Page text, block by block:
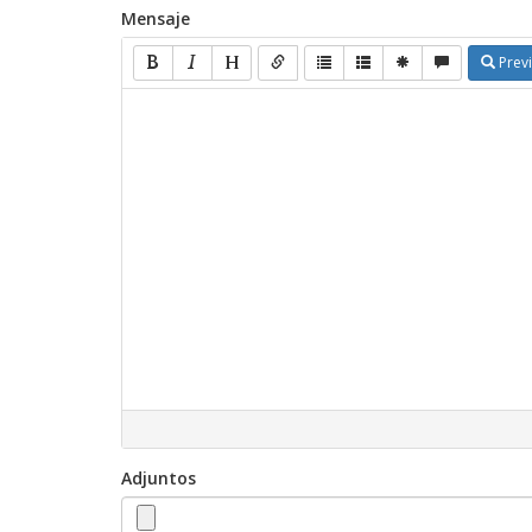
Mensaje
Adjuntos